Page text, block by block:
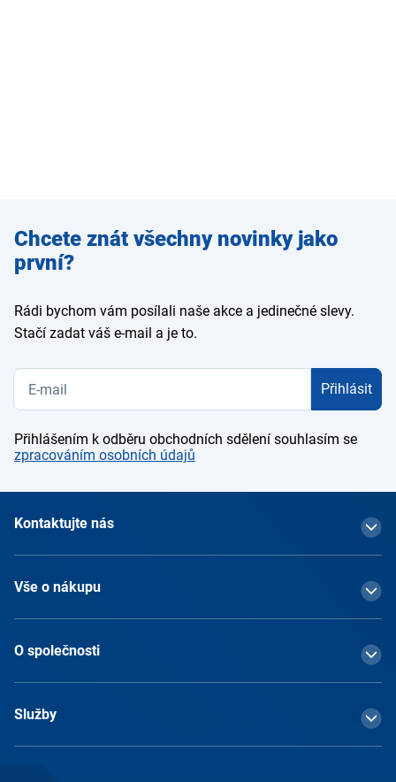
Zadejte
e-mail
Chcete znát všechny novinky jako
první?
Rádi bychom vám posílali naše akce a jedinečné slevy.
Stačí zadat váš e-mail a je to.
Přihlásit
Přihlášením k odběru obchodních sdělení souhlasím se
zpracováním osobních údajů
Kontaktujte nás
Vše o nákupu
O společnosti
Služby